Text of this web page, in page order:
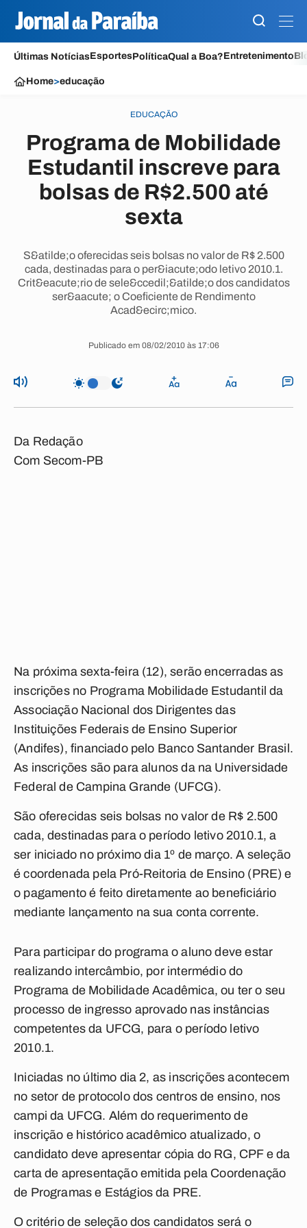
Últimas NotíciasEsportesPolíticaQual a Boa?Entretenimento
Home>educação
EDUCAÇÃO
Programa de Mobilidade
Estudantil inscreve para
bolsas de R$2.500 até
sexta
S&atilde;o oferecidas seis bolsas no valor de R$ 2.500
cada, destinadas para o per&iacute;odo letivo 2010.1.
Crit&eacute;rio de sele&ccedil;&atilde;o dos candidatos
ser&aacute; o Coeficiente de Rendimento
Acad&ecirc;mico.
Publicado em 08/02/2010 às 17:06
Da Redação
Com Secom-PB
Na próxima sexta-feira (12), serão encerradas as
inscrições no Programa Mobilidade Estudantil da
Associação Nacional dos Dirigentes das
Instituições Federais de Ensino Superior
(Andifes), financiado pelo Banco Santander Brasil.
As inscrições são para alunos da na Universidade
Federal de Campina Grande (UFCG).
São oferecidas seis bolsas no valor de R$ 2.500
cada, destinadas para o período letivo 2010.1, a
ser iniciado no próximo dia 1º de março. A seleção
é coordenada pela Pró-Reitoria de Ensino (PRE) e
o pagamento é feito diretamente ao beneficiário
mediante lançamento na sua conta corrente.
Para participar do programa o aluno deve estar
realizando intercâmbio, por intermédio do
Programa de Mobilidade Acadêmica, ou ter o seu
processo de ingresso aprovado nas instâncias
competentes da UFCG, para o período letivo
2010.1.
Iniciadas no último dia 2, as inscrições acontecem
no setor de protocolo dos centros de ensino, nos
campi da UFCG. Além do requerimento de
inscrição e histórico acadêmico atualizado, o
candidato deve apresentar cópia do RG, CPF e da
carta de apresentação emitida pela Coordenação
de Programas e Estágios da PRE.
O critério de seleção dos candidatos será o